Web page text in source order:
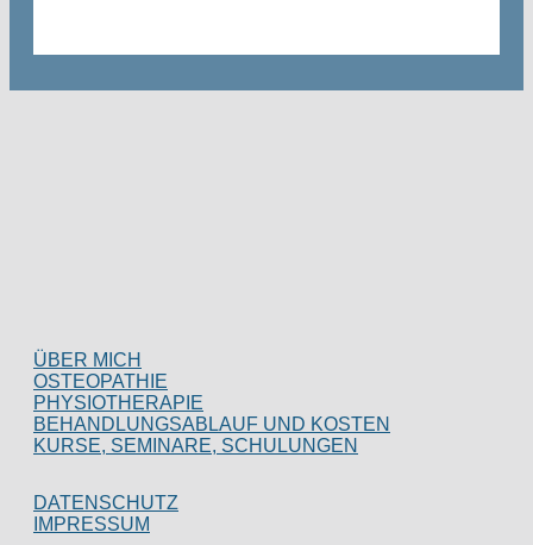
ÜBER MICH
OSTEOPATHIE
PHYSIOTHERAPIE
BEHANDLUNGSABLAUF UND KOSTEN
KURSE, SEMINARE, SCHULUNGEN
DATENSCHUTZ
IMPRESSUM